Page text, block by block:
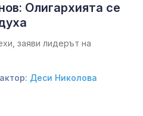
Олигархията се
заяви лидерът на
Деси Николова